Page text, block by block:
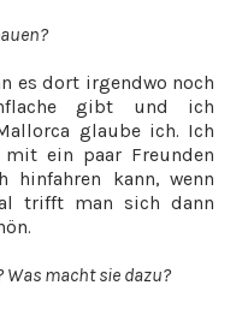
es dort irgendwo noch
gibt und ich
glaube ich. Ich
ein paar Freunden
hinfahren kann, wenn
trifft man sich dann
macht sie dazu?